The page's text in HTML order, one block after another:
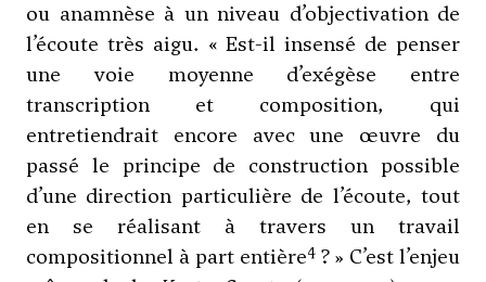
ou anamnèse à un niveau d’objectivation de
l’écoute très aigu. « Est-il insensé de penser
une voie moyenne d’exégèse entre
transcription et composition, qui
entretiendrait encore avec une œuvre du
passé le principe de construction possible
d’une direction particulière de l’écoute, tout
en se réalisant à travers un travail
compositionnel à part entière4 ? » C’est l’enjeu